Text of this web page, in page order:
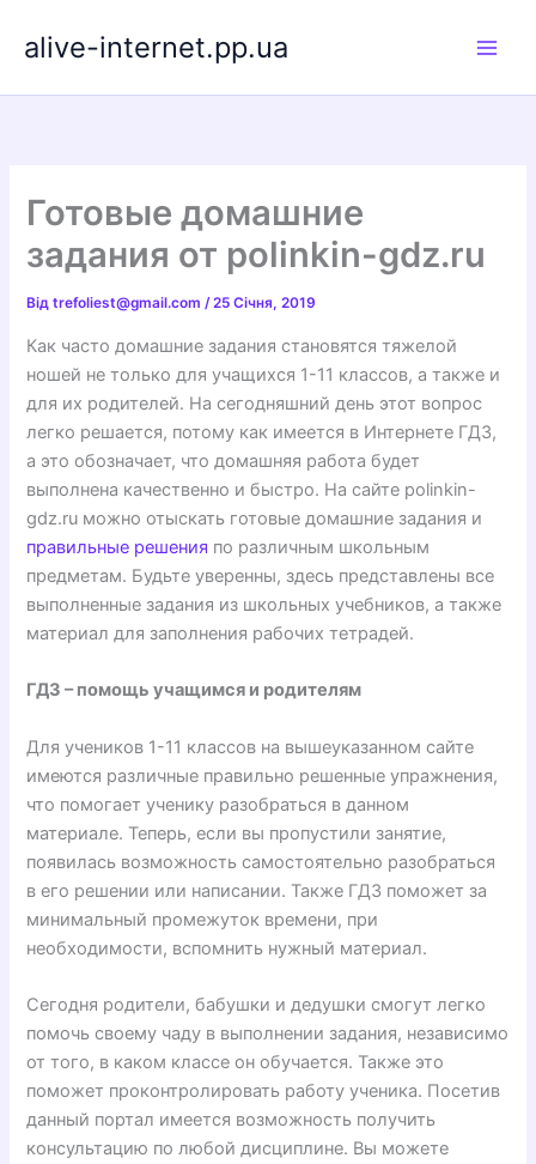
alive-internet.pp.ua
Готовые домашние
задания от polinkin-gdz.ru
Відtrefoliest@gmail.com/25 Січня, 2019
Как часто домашние задания становятся тяжелой
ношей не только для учащихся 1-11 классов, а также и
для их родителей. На сегодняшний день этот вопрос
легко решается, потому как имеется в Интернете ГДЗ,
а это обозначает, что домашняя работа будет
выполнена качественно и быстро. На сайте polinkin-
gdz.ru можно отыскать готовые домашние задания и
правильные решения по различным школьным
предметам. Будьте уверенны, здесь представлены все
выполненные задания из школьных учебников, а также
материал для заполнения рабочих тетрадей.
ГДЗ – помощь учащимся и родителям
Для учеников 1-11 классов на вышеуказанном сайте
имеются различные правильно решенные упражнения,
что помогает ученику разобраться в данном
материале. Теперь, если вы пропустили занятие,
появилась возможность самостоятельно разобраться
в его решении или написании. Также ГДЗ поможет за
минимальный промежуток времени, при
необходимости, вспомнить нужный материал.
Сегодня родители, бабушки и дедушки смогут легко
помочь своему чаду в выполнении задания, независимо
от того, в каком классе он обучается. Также это
поможет проконтролировать работу ученика. Посетив
данный портал имеется возможность получить
консультацию по любой дисциплине. Вы можете